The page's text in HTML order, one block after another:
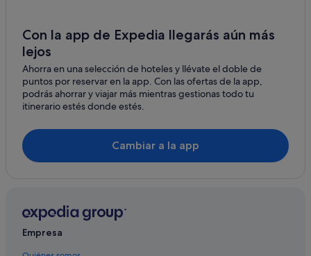
Casas de huéspedes en Kailua-Kona
Casas de campo en Isla de Hawái
Condominios en Isla de Hawái
Apartamentos en Isla de Hawái
Con la app de Expedia llegarás aún más
lejos
Ahorra en una selección de hoteles y llévate el doble de
puntos por reservar en la app. Con las ofertas de la app,
podrás ahorrar y viajar más mientras gestionas todo tu
itinerario estés donde estés.
Cambiar a la app
Empresa